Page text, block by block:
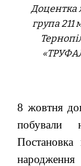
Доцентка
група 211
8 жовтня
побували